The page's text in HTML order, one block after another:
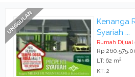
Kenanga
Syariah ...
Rumah Dijual
Rp
LT: 62 m2
KT: 2